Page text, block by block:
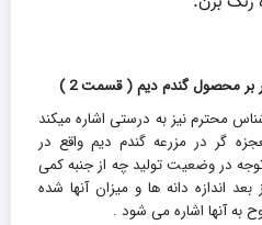
بر محصول گندم دیم ( قسمت 2 )
محترم نیز به درستی اشاره میکند
گر در مزرعه گندم دیم واقع در
در وضعیت تولید چه از جنبه کمی
اندازه دانه ها و میزان آنها شده
آنها اشاره می شود .